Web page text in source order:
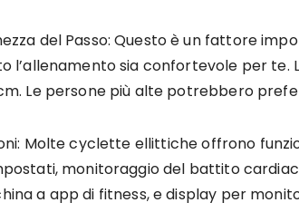
del Passo: Questo è un fattore
l’allenamento sia confortevole per te.
Le persone più alte potrebbero
Molte cyclette ellittiche offrono
monitoraggio del battito
a app di fitness, e display per